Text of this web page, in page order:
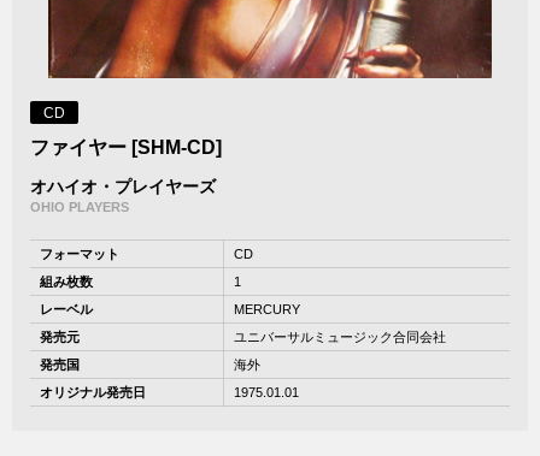
CD
ファイヤー [SHM-CD]
オハイオ・プレイヤーズ
OHIO PLAYERS
フォーマット
CD
組み枚数
1
レーベル
MERCURY
発売元
ユニバーサルミュージック合同会社
発売国
海外
オリジナル発売日
1975.01.01